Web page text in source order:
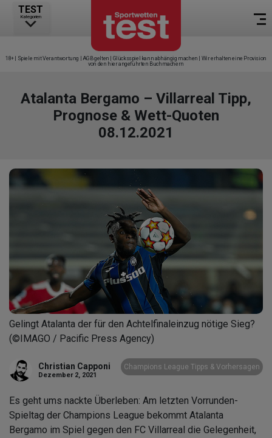
TEST
Kategorien
18+ | Spiele mit Verantwortung | AGB gelten | Glücksspiel kann abhängig machen | Wir erhalten eine Provision
von den hier angeführten Buchmachern
Atalanta Bergamo – Villarreal Tipp,
Prognose & Wett-Quoten
08.12.2021
Gelingt Atalanta der für den Achtelfinaleinzug nötige Sieg?
(©IMAGO / Pacific Press Agency)
Christian Capponi
Dezember 2, 2021
Champions League Tipps & Vorhersagen
Es geht ums nackte Überleben: Am letzten Vorrunden-
Spieltag der Champions League bekommt Atalanta
Bergamo im Spiel gegen den FC Villarreal die Gelegenheit,